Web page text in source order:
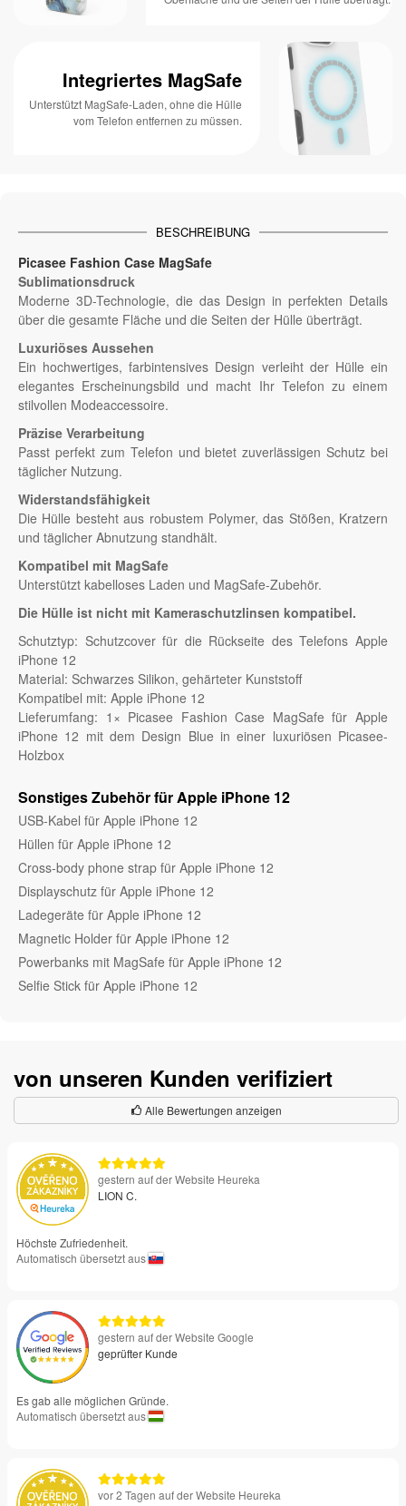
Integriertes MagSafe
Unterstützt MagSafe-Laden, ohne die Hülle
vom Telefon entfernen zu müssen.
BESCHREIBUNG
Picasee Fashion Case MagSafe
Sublimationsdruck
Moderne 3D-Technologie, die das Design in perfekten Details
über die gesamte Fläche und die Seiten der Hülle überträgt.
Luxuriöses Aussehen
Ein hochwertiges, farbintensives Design verleiht der Hülle ein
elegantes Erscheinungsbild und macht Ihr Telefon zu einem
stilvollen Modeaccessoire.
Präzise Verarbeitung
Passt perfekt zum Telefon und bietet zuverlässigen Schutz bei
täglicher Nutzung.
Widerstandsfähigkeit
Die Hülle besteht aus robustem Polymer, das Stößen, Kratzern
und täglicher Abnutzung standhält.
Kompatibel mit MagSafe
Unterstützt kabelloses Laden und MagSafe-Zubehör.
Die Hülle ist nicht mit Kameraschutzlinsen kompatibel.
Schutztyp: Schutzcover für die Rückseite des Telefons Apple
iPhone 12
Material: Schwarzes Silikon, gehärteter Kunststoff
Kompatibel mit: Apple iPhone 12
Lieferumfang: 1× Picasee Fashion Case MagSafe für Apple
iPhone 12 mit dem Design Blue in einer luxuriösen Picasee-
Holzbox
Sonstiges Zubehör für Apple iPhone 12
USB-Kabel für Apple iPhone 12
Hüllen für Apple iPhone 12
Cross-body phone strap für Apple iPhone 12
Displayschutz für Apple iPhone 12
Ladegeräte für Apple iPhone 12
Magnetic Holder für Apple iPhone 12
Powerbanks mit MagSafe für Apple iPhone 12
Selfie Stick für Apple iPhone 12
von unseren Kunden verifiziert
Alle Bewertungen anzeigen
gestern auf der Website Heureka
LION C.
Höchste Zufriedenheit.
Automatisch übersetzt aus
gestern auf der Website Google
geprüfter Kunde
Es gab alle möglichen Gründe.
Automatisch übersetzt aus
vor 2 Tagen auf der Website Heureka